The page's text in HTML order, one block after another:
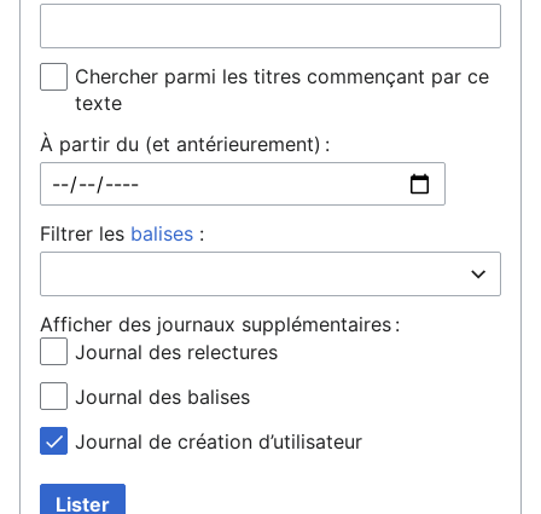
Chercher parmi les titres commençant par ce
texte
À partir du (et antérieurement) :
Filtrer les balises :
Afficher des journaux supplémentaires :
Journal des relectures
Journal des balises
Journal de création d’utilisateur
Lister